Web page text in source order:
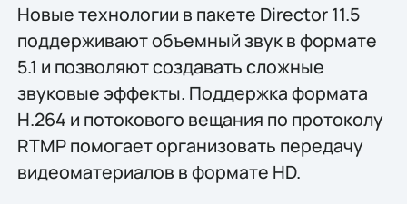
Новые технологии в пакете Director 11.5
поддерживают объемный звук в формате
5.1 и позволяют создавать сложные
звуковые эффекты. Поддержка формата
H.264 и потокового вещания по протоколу
RTMP помогает организовать передачу
видеоматериалов в формате HD.